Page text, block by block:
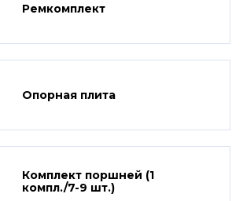
Ремкомплект
Опорная плита
Комплект поршней (1
компл./7-9 шт.)